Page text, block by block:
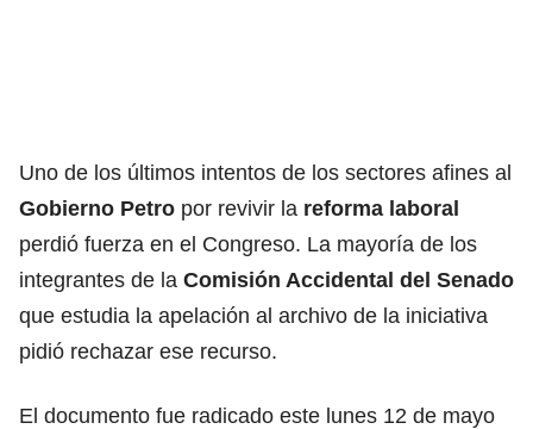
Uno de los últimos intentos de los sectores afines al
Gobierno Petro por revivir la reforma laboral
perdió fuerza en el Congreso. La mayoría de los
integrantes de la Comisión Accidental del Senado
que estudia la apelación al archivo de la iniciativa
pidió rechazar ese recurso.
El documento fue radicado este lunes 12 de mayo